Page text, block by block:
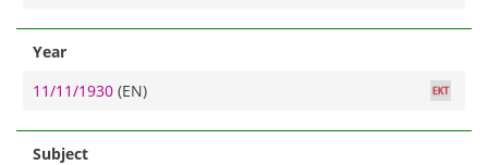
Year
11/11/1930 (EN)
Subject